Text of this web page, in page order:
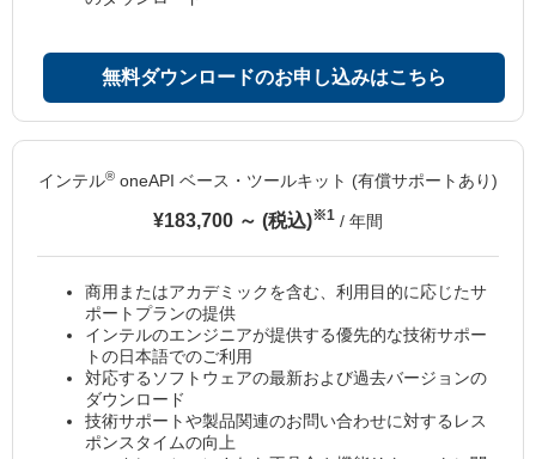
無料ダウンロードのお申し込みはこちら
インテル® oneAPI ベース・ツールキット (有償サポートあり)
¥183,700 ～ (税込)※1 / 年間
商用またはアカデミックを含む、利用目的に応じたサ
ポートプランの提供
インテルのエンジニアが提供する優先的な技術サポー
トの日本語でのご利用
対応するソフトウェアの最新および過去バージョンの
ダウンロード
技術サポートや製品関連のお問い合わせに対するレス
ポンスタイムの向上